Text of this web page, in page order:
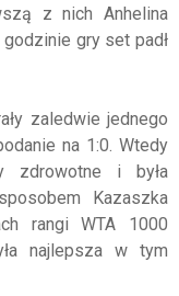
z nich Anhelina
gry set padł
zaledwie jednego
na 1:0. Wtedy
zdrowotne i była
Kazaszka
rangi WTA 1000
najlepsza w tym